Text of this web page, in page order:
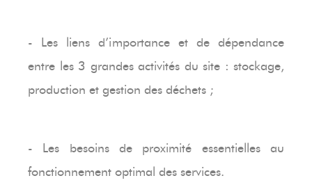
- Les liens d’importance et de dépendance
entre les 3 grandes activités du site : stockage,
production et gestion des déchets ;
- Les besoins de proximité essentielles au
fonctionnement optimal des services.